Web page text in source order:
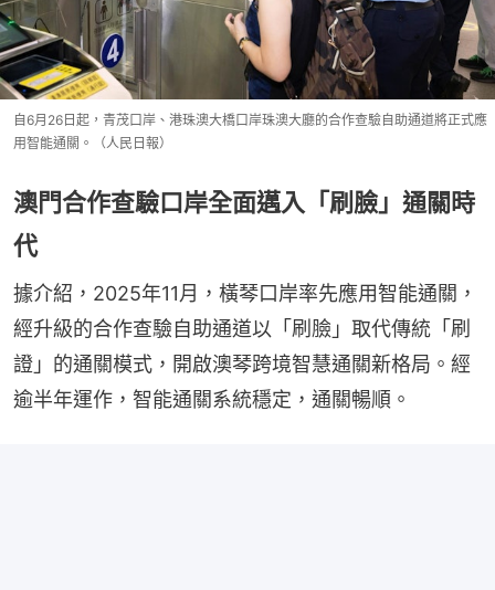
自6月26日起，青茂口岸、港珠澳大橋口岸珠澳大廳的合作查驗自助通道將正式應
用智能通關。（人民日報）
澳門合作查驗口岸全面邁入「刷臉」通關時
代
據介紹，2025年11月，橫琴口岸率先應用智能通關，
經升級的合作查驗自助通道以「刷臉」取代傳統「刷
證」的通關模式，開啟澳琴跨境智慧通關新格局。經
逾半年運作，智能通關系統穩定，通關暢順。